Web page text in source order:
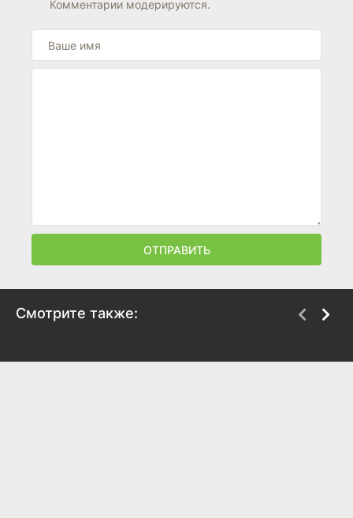
Комментарии модерируются.
ОТПРАВИТЬ
Смотрите также: